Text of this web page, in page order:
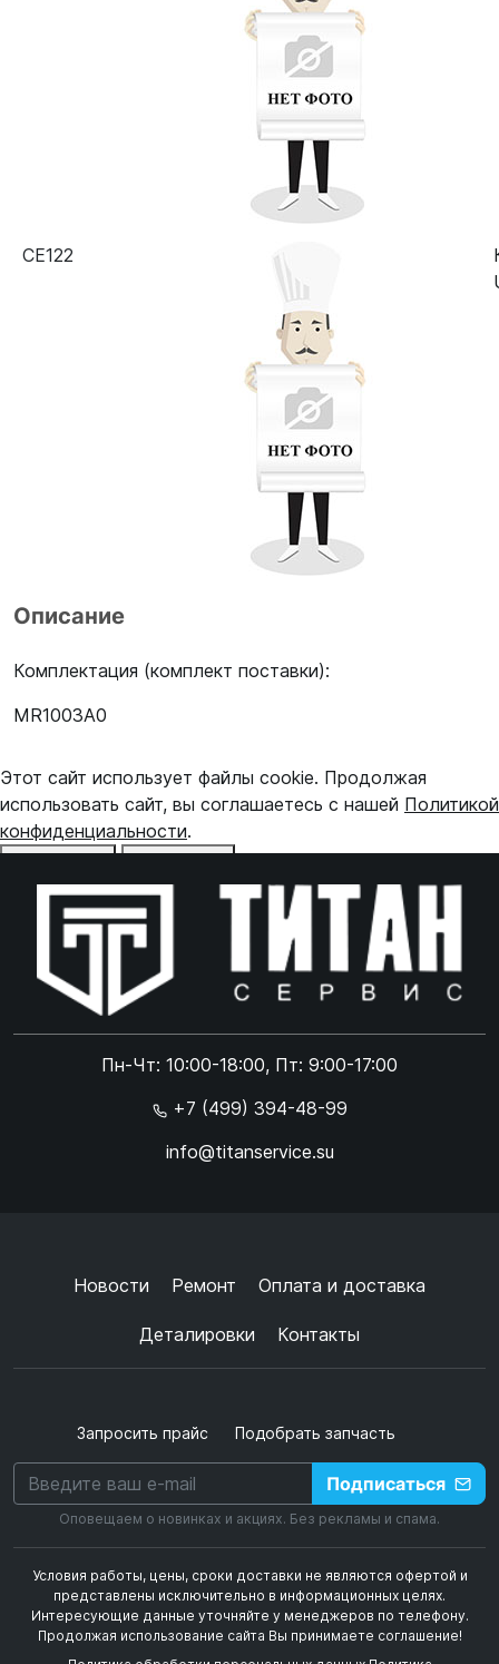
CE122
Описание
Комплектация (комплект поставки):
MR1003A0
Пн-Чт: 10:00-18:00, Пт: 9:00-17:00
+7 (499) 394-48-99
info@titanservice.su
Новости Ремонт Оплата и доставка
Деталировки Контакты
Запросить прайс Подобрать запчасть
Подписаться
Оповещаем о новинках и акциях. Без рекламы и спама.
Условия работы, цены, сроки доставки не являются офертой и
представлены исключительно в информационных целях.
Интересующие данные уточняйте у менеджеров по телефону.
Продолжая использование сайта Вы принимаете соглашение!
Этот сайт использует файлы cookie. Продолжая
использовать сайт, вы соглашаетесь с нашей Политикой
конфиденциальности.
Online чат
Online чат